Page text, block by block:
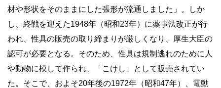
材や形状をそのままにした張形が流通しました」。しか
し、終戦を迎えた1948年（昭和23年）に薬事法改正が行
われ、性具の販売の取り締まりが厳しくなり、厚生大臣の
認可が必要となる。そのため、性具は規制逃れのために人
や動物に模して作られ、「こけし」として販売されてい
た。そこで、およそ20年後の1972年（昭和47年）、電動